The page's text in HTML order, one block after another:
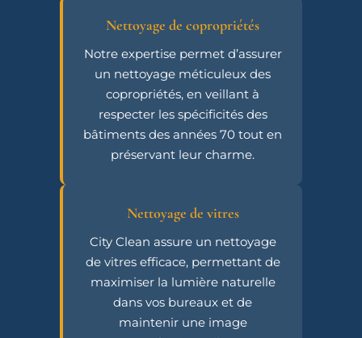
Nettoyage de copropriétés
Notre expertise permet d’assurer
un nettoyage méticuleux des
copropriétés, en veillant à
respecter les spécificités des
bâtiments des années 70 tout en
préservant leur charme.
Nettoyage de vitres
City Clean assure un nettoyage
de vitres efficace, permettant de
maximiser la lumière naturelle
dans vos bureaux et de
maintenir une image